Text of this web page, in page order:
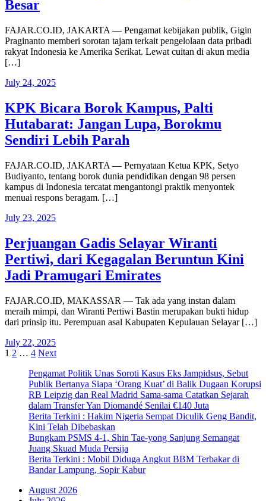
Besar
FAJAR.CO.ID, JAKARTA — Pengamat kebijakan publik, Gigin
Praginanto memberi sorotan tajam terkait pengelolaan data pribadi
rakyat Indonesia ke Amerika Serikat. Lewat cuitan di akun media
[…]
July 24, 2025
KPK Bicara Borok Kampus, Palti
Hutabarat: Jangan Lupa, Borokmu
Sendiri Lebih Parah
FAJAR.CO.ID, JAKARTA — Pernyataan Ketua KPK, Setyo
Budiyanto, tentang borok dunia pendidikan dengan 98 persen
kampus di Indonesia tercatat mengantongi praktik menyontek
menuai respons beragam. […]
July 23, 2025
Perjuangan Gadis Selayar Wiranti
Pertiwi, dari Kegagalan Beruntun Kini
Jadi Pramugari Emirates
FAJAR.CO.ID, MAKASSAR — Tak ada yang instan dalam
meraih mimpi, dan Wiranti Pertiwi Bastin merupakan bukti hidup
dari prinsip itu. Perempuan asal Kabupaten Kepulauan Selayar […]
July 22, 2025
Posts
pagination
1 2 … 4 Next
Pengamat Politik Unas Soroti Kasus Eks Jampidsus, Sebut
Publik Bertanya Siapa ‘Orang Kuat’ di Balik Dugaan Korupsi
RB Leipzig dan Real Madrid Sama-sama Catatkan Sejarah
dalam Transfer Yan Diomandé Senilai €140 Juta
Berita Terkini : Hakim Nigeria Sempat Diculik Geng Bandit,
Kini Telah Dibebaskan
Bungkam PSMS 4-1, Shin Tae-yong Sanjung Semangat
Juang Skuad Muda Persija
Berita Terkini : Mobil Diduga Angkut BBM Terbakar di
Bandar Lampung, Sopir Kabur
August 2026